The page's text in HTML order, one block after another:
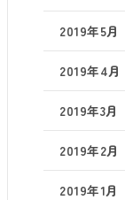
2019年5月
2019年4月
2019年3月
2019年2月
2019年1月